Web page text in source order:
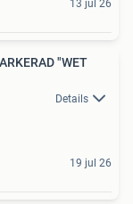
13 jul 26
"WET
Details
19 jul 26